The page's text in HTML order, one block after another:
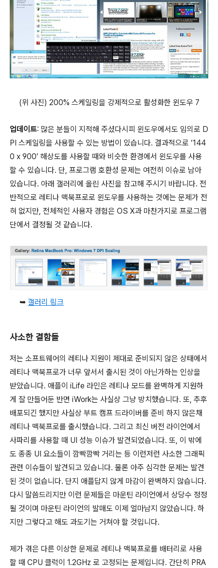
(위 사진) 200% 스케일링을 강제적으로 활성화한 윈도우 7
업데이트: 많은 분들이 지적해 주셨다시피 윈도우에서도 임의로 D
PI 스케일링을 사용할 수 있는 방법이 있습니다. 결과적으로 ‘144
0 x 900’ 해상도를 사용할 때와 비슷한 환경에서 윈도우를 사용
할 수 있습니다. 단, 프로그램 호환성 문제는 여전히 이슈로 남아
있습니다. 아래 갤러리에 올린 사진을 참고해 주시기 바랍니다. 전
반적으로 레티나 맥북프로로 윈도우를 사용하는 것에는 문제가 전
혀 없지만, 전체적인 사용자 경험은 OS X과 마찬가지로 프로그램
단에서 결정될 것 같습니다.
➥ 갤러리 링크
사소한 결함들
저는 소프트웨어의 레티나 지원이 제대로 준비되지 않은 상태에서
레티나 맥북프로가 너무 앞서서 출시된 것이 아닌가하는 인상을
받았습니다. 애플이 iLife 라인은 레티나 모드를 완벽하게 지원하
게 잘 만들어둔 반면 iWork는 사실상 그냥 방치했습니다. 또, 추후
배포되긴 했지만 사실상 부트 캠프 드라이버를 준비 하지 않은채
레티나 맥북프로를 출시했습니다. 그리고 최신 버전 라이언에서
사파리를 사용할 때 UI 성능 이슈가 발견되었습니다. 또, 이 밖에
도 종종 UI 요소들이 깜빡깜빡 거리는 등 이런저런 사소한 그래픽
관련 이슈들이 발견되고 있습니다. 물론 아주 심각한 문제는 발견
된 것이 없습니다. 단지 애플답지 않게 마감이 완벽하지 않습니다.
다시 말씀드리지만 이런 문제들은 마운틴 라이언에서 상당수 정정
될 것이며 마운틴 라이언의 발매도 이제 얼마남지 않았습니다. 하
지만 그렇다고 해도 과도기는 거쳐야 할 것입니다.
제가 겪은 다른 이상한 문제로 레티나 맥북프로를 배터리로 사용
할 때 CPU 클럭이 1.2GHz 로 고정되는 문제입니다. 간단히 PRA